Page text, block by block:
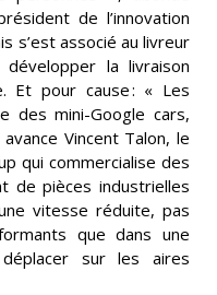
de l’innovation
s’est associé au livreur
la livraison
Et pour cause : « Les
des mini-Google cars,
Vincent Talon, le
qui commercialise des
de pièces industrielles
vitesse réduite, pas
que dans une
sur les aires